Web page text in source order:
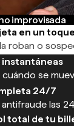
improvisada
en un toque
roban o
cuándo se
24/7
las
total de tu